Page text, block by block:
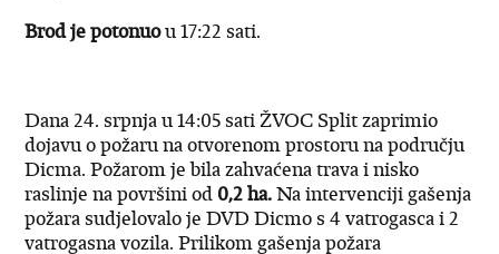
Brod je potonuou 17:22 sati.
Dana 24. srpnja u 14:05 sati ŽVOC Split zaprimio
dojavu o požaru na otvorenom prostoru na području
Dicma. Požarom je bila zahvaćena trava i nisko
raslinje na površini od 0,2 ha.Na intervenciji gašenja
požara sudjelovalo je DVD Dicmo s 4 vatrogasca i 2
vatrogasna vozila. Prilikom gašenja požara